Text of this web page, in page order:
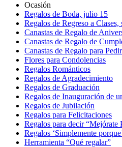
Ocasión
Regalos de Boda, julio 15
Regalos de Regreso a Clases,
Canastas de Regalo de
Canastas de Regalo de
Canastas de Regalo para
Flores para Condolencias
Regalos Románticos
Regalos de Agradecimiento
Regalos de Graduación
Regalos de Inauguración de
Regalos de Jubilación
Regalos para Felicitaciones
Regalos para decir “Mejórate
Regalos ‘Simplemente
Herramienta “Qué regalar”